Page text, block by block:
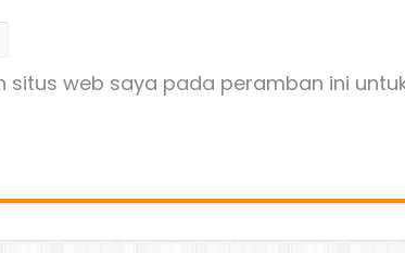
situs web saya pada peramban ini